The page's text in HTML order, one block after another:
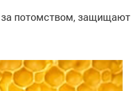
потомством, защищают